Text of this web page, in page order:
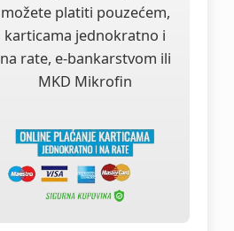
možete platiti pouzećem,
karticama jednokratno i
na rate, e-bankarstvom ili
MKD Mikrofin